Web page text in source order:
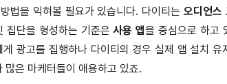
법을 익혀볼 필요가 있습니다. 다이티는 오디언스
집단을 형성하는 기준은사용 앱을 중심으로 하고
광고를 집행하나 다이티의 경우 실제 앱 설치 유
은 마케터들이 애용하고 있죠.